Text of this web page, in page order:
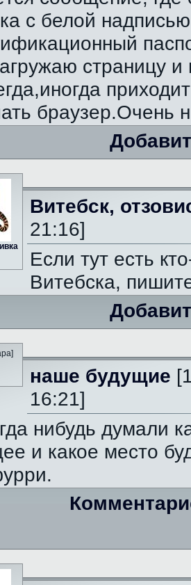
с белой
страницу и
браузер.Очень
Витебск,
21:16]
Если тут есть
Витебска,
наше будущие
16:21]
нибудь думали
и какое место